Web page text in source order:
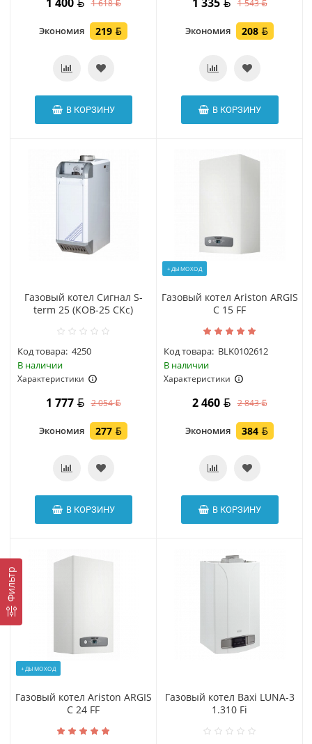
Фильтр
1 400 1 618
Экономия 219
В КОРЗИНУ
1 335 1 543
Экономия 208
В КОРЗИНУ
Газовый котел Сигнал S-
term 25 (КОВ-25 СКс)
Код товара: 4250
В наличии
Характеристики
1 777 2 054
Экономия 277
В КОРЗИНУ
+ДЫМОХОД
Газовый котел Ariston ARGIS
C 15 FF
Код товара: BLK0102612
В наличии
Характеристики
2 460 2 843
Экономия 384
В КОРЗИНУ
+ДЫМОХОД
Газовый котел Ariston ARGIS
C 24 FF
Газовый котел Baxi LUNA-3
1.310 Fi